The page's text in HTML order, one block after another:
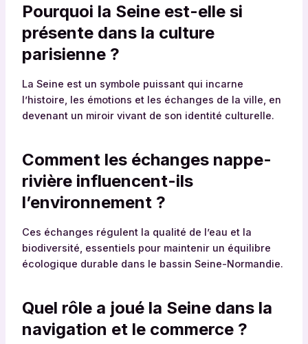
Pourquoi la Seine est-elle si
présente dans la culture
parisienne ?
La Seine est un symbole puissant qui incarne
l’histoire, les émotions et les échanges de la ville, en
devenant un miroir vivant de son identité culturelle.
Comment les échanges nappe-
rivière influencent-ils
l’environnement ?
Ces échanges régulent la qualité de l’eau et la
biodiversité, essentiels pour maintenir un équilibre
écologique durable dans le bassin Seine-Normandie.
Quel rôle a joué la Seine dans la
navigation et le commerce ?